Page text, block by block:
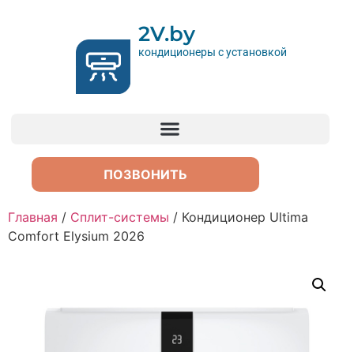
2V.by
кондиционеры с установкой
ПОЗВОНИТЬ
Главная / Сплит-системы / Кондиционер Ultima
Comfort Elysium 2026